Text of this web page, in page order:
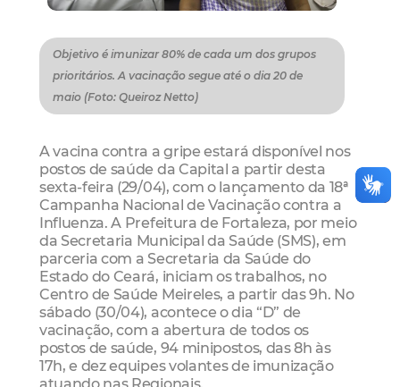
Objetivo é imunizar 80% de cada um dos grupos
prioritários. A vacinação segue até o dia 20 de
maio (Foto: Queiroz Netto)
A vacina contra a gripe estará disponível nos
postos de saúde da Capital a partir desta
sexta-feira (29/04), com o lançamento da 18ª
Campanha Nacional de Vacinação contra a
Influenza. A Prefeitura de Fortaleza, por meio
da Secretaria Municipal da Saúde (SMS), em
parceria com a Secretaria da Saúde do
Estado do Ceará, iniciam os trabalhos, no
Centro de Saúde Meireles, a partir das 9h. No
sábado (30/04), acontece o dia “D” de
vacinação, com a abertura de todos os
postos de saúde, 94 minipostos, das 8h às
17h, e dez equipes volantes de imunização